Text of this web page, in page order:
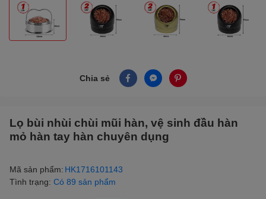
Chia sẻ
Lọ bùi nhùi chùi mũi hàn, vệ sinh đầu hàn
mỏ hàn tay hàn chuyên dụng
Mã sản phẩm: HK1716101143
Tình trạng: Có 89 sản phẩm